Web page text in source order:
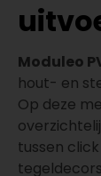
Moduleo
hout- en
Op deze
tussen